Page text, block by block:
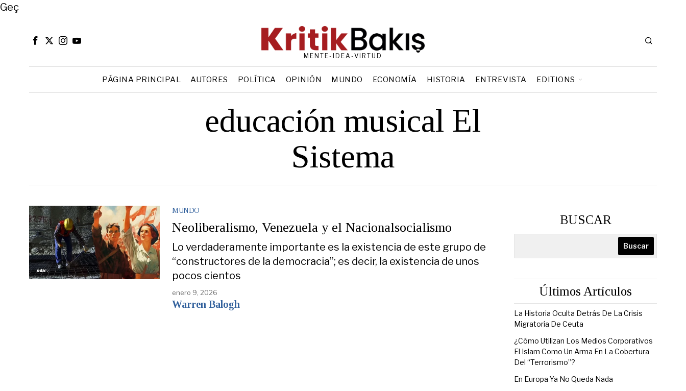
Close
Geç
MENTE-IDEA-VIRTUD
PÁGINA PRINCIPAL AUTORES POLÍTICA OPINIÓN MUNDO ECONOMÍA HISTORIA ENTREVISTA EDITIONS
educación musical El
Sistema
MUNDO
Neoliberalismo, Venezuela y el Nacionalsocialismo
Lo verdaderamente importante es la existencia de este grupo de
“constructores de la democracia”; es decir, la existencia de unos
pocos cientos
enero 9, 2026
Warren Balogh
BUSCAR
Buscar
Últimos Artículos
La Historia Oculta Detrás De La Crisis
Migratoria De Ceuta
¿Cómo Utilizan Los Medios Corporativos
El Islam Como Un Arma En La Cobertura
Del “Terrorismo”?
En Europa Ya No Queda Nada